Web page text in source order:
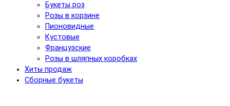
Букеты роз
Розы в корзине
Пионовидные
Кустовые
Французские
Розы в шляпных коробках
Хиты продаж
Сборные букеты